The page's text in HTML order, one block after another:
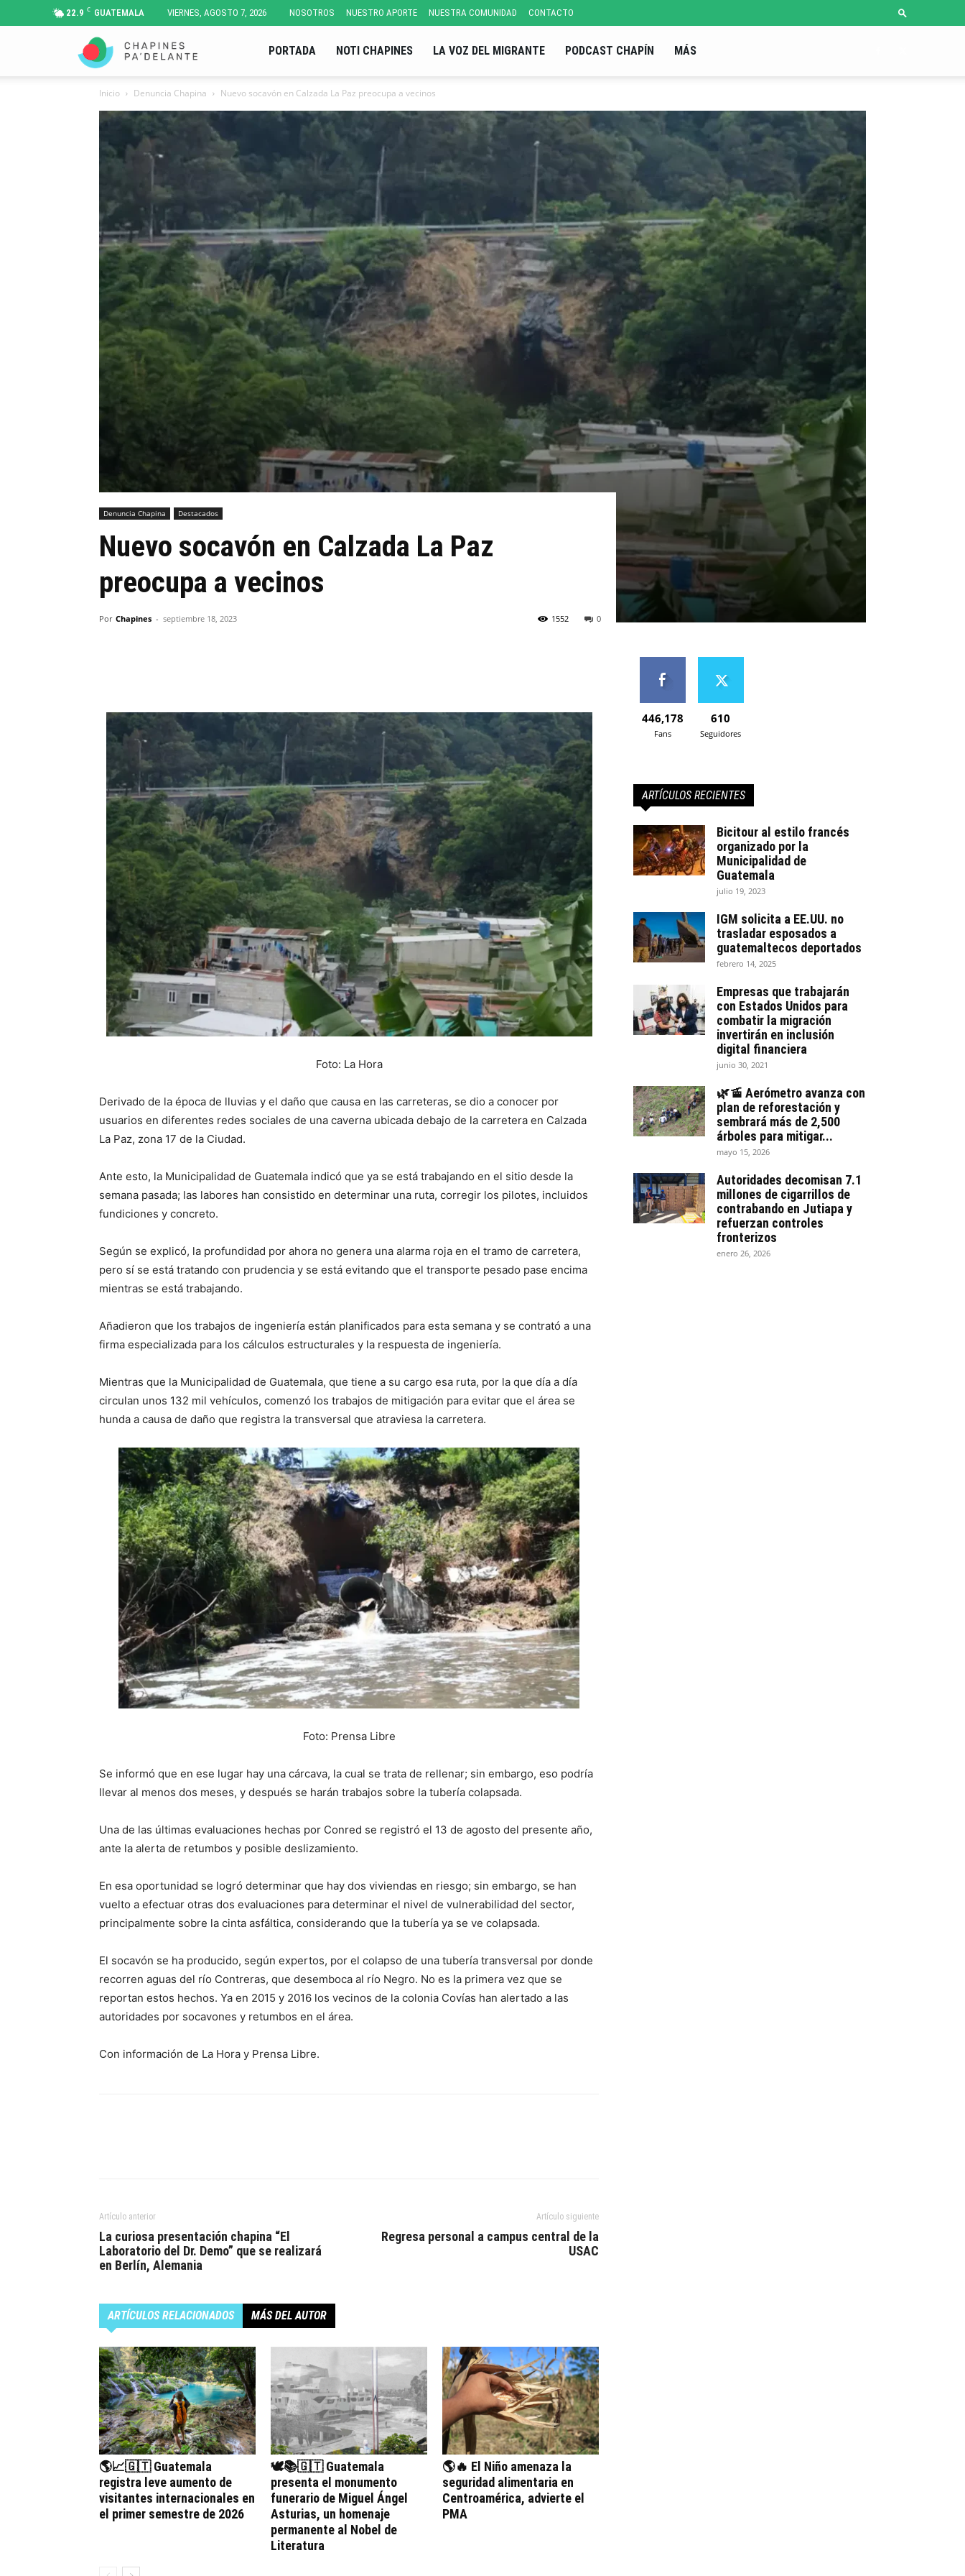
22.9 C GUATEMALA VIERNES, AGOSTO 7, 2026 NOSOTROS NUESTRO APORTE NUESTRA COMUNIDAD CONTACTO
Pa'
Delante
PORTADA NOTI CHAPINES LA VOZ DEL MIGRANTE PODCAST CHAPÍN MÁS
Inicio Denuncia Chapina Nuevo socavón en Calzada La Paz preocupa a vecinos
Denuncia Chapina Destacados
Nuevo socavón en Calzada La Paz
preocupa a vecinos
Por Chapines - septiembre 18, 2023 0
1552
Foto: La Hora
Derivado de la época de lluvias y el daño que causa en las carreteras, se dio a conocer por
usuarios en diferentes redes sociales de una caverna ubicada debajo de la carretera en Calzada
La Paz, zona 17 de la Ciudad.
Ante esto, la Municipalidad de Guatemala indicó que ya se está trabajando en el sitio desde la
semana pasada; las labores han consistido en determinar una ruta, corregir los pilotes, incluidos
fundiciones y concreto.
Según se explicó, la profundidad por ahora no genera una alarma roja en el tramo de carretera,
pero sí se está tratando con prudencia y se está evitando que el transporte pesado pase encima
mientras se está trabajando.
Añadieron que los trabajos de ingeniería están planificados para esta semana y se contrató a una
firma especializada para los cálculos estructurales y la respuesta de ingeniería.
Mientras que la Municipalidad de Guatemala, que tiene a su cargo esa ruta, por la que día a día
circulan unos 132 mil vehículos, comenzó los trabajos de mitigación para evitar que el área se
hunda a causa de daño que registra la transversal que atraviesa la carretera.
Foto: Prensa Libre
Se informó que en ese lugar hay una cárcava, la cual se trata de rellenar; sin embargo, eso podría
llevar al menos dos meses, y después se harán trabajos sobre la tubería colapsada.
Una de las últimas evaluaciones hechas por Conred se registró el 13 de agosto del presente año,
ante la alerta de retumbos y posible deslizamiento.
En esa oportunidad se logró determinar que hay dos viviendas en riesgo; sin embargo, se han
vuelto a efectuar otras dos evaluaciones para determinar el nivel de vulnerabilidad del sector,
principalmente sobre la cinta asfáltica, considerando que la tubería ya se ve colapsada.
El socavón se ha producido, según expertos, por el colapso de una tubería transversal por donde
recorren aguas del río Contreras, que desemboca al río Negro. No es la primera vez que se
reportan estos hechos. Ya en 2015 y 2016 los vecinos de la colonia Covías han alertado a las
autoridades por socavones y retumbos en el área.
Con información de La Hora y Prensa Libre.
Artículo anterior
La curiosa presentación chapina “El
Laboratorio del Dr. Demo” que se realizará
en Berlín, Alemania
Artículo siguiente
Regresa personal a campus central de la
USAC
ARTÍCULOS RELACIONADOS MÁS DEL AUTOR
🌎📈🇬🇹 Guatemala
registra leve aumento de
visitantes internacionales en
el primer semestre de 2026
🕊️📚🇬🇹 Guatemala
presenta el monumento
funerario de Miguel Ángel
Asturias, un homenaje
permanente al Nobel de
Literatura
🌎🔥 El Niño amenaza la
seguridad alimentaria en
Centroamérica, advierte el
PMA
446,178
Fans
610
Seguidores
ARTÍCULOS RECIENTES
Bicitour al estilo francés
organizado por la
Municipalidad de
Guatemala
julio 19, 2023
IGM solicita a EE.UU. no
trasladar esposados a
guatemaltecos deportados
febrero 14, 2025
Empresas que trabajarán
con Estados Unidos para
combatir la migración
invertirán en inclusión
digital financiera
junio 30, 2021
🌿🚡 Aerómetro avanza con
plan de reforestación y
sembrará más de 2,500
árboles para mitigar...
mayo 15, 2026
Autoridades decomisan 7.1
millones de cigarrillos de
contrabando en Jutiapa y
refuerzan controles
fronterizos
enero 26, 2026